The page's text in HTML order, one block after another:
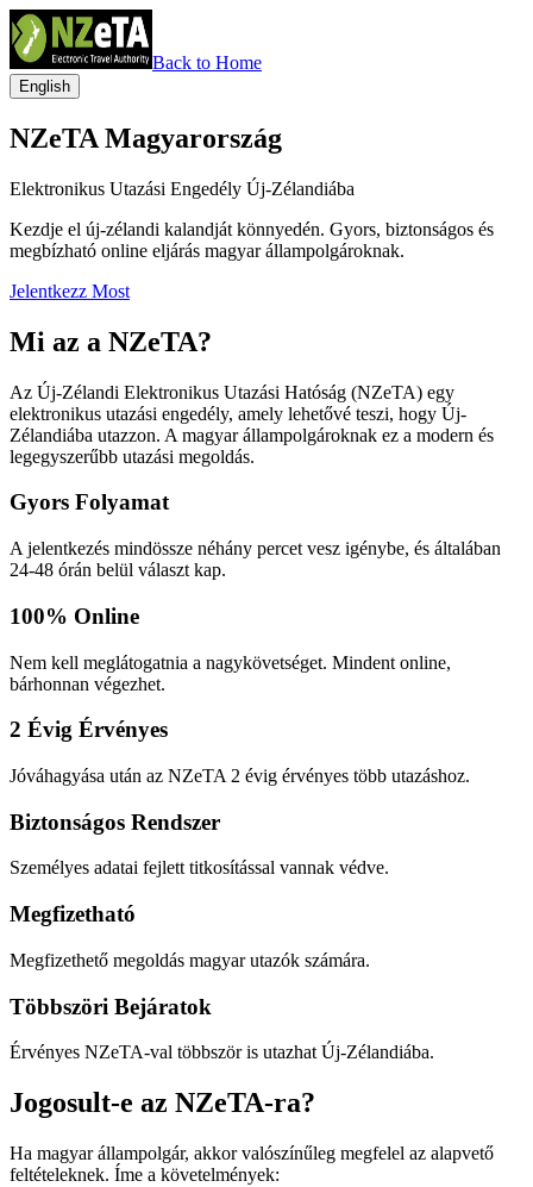
Back to Home
English
NZeTA Magyarország
Elektronikus Utazási Engedély Új-Zélandiába
Kezdje el új-zélandi kalandját könnyedén. Gyors, biztonságos és
megbízható online eljárás magyar állampolgároknak.
Jelentkezz Most
Mi az a NZeTA?
Az Új-Zélandi Elektronikus Utazási Hatóság (NZeTA) egy
elektronikus utazási engedély, amely lehetővé teszi, hogy Új-
Zélandiába utazzon. A magyar állampolgároknak ez a modern és
legegyszerűbb utazási megoldás.
Gyors Folyamat
A jelentkezés mindössze néhány percet vesz igénybe, és általában
24-48 órán belül választ kap.
100% Online
Nem kell meglátogatnia a nagykövetséget. Mindent online,
bárhonnan végezhet.
2 Évig Érvényes
Jóváhagyása után az NZeTA 2 évig érvényes több utazáshoz.
Biztonságos Rendszer
Személyes adatai fejlett titkosítással vannak védve.
Megfizetható
Megfizethető megoldás magyar utazók számára.
Többszöri Bejáratok
Érvényes NZeTA-val többször is utazhat Új-Zélandiába.
Jogosult-e az NZeTA-ra?
Ha magyar állampolgár, akkor valószínűleg megfelel az alapvető
feltételeknek. Íme a követelmények: